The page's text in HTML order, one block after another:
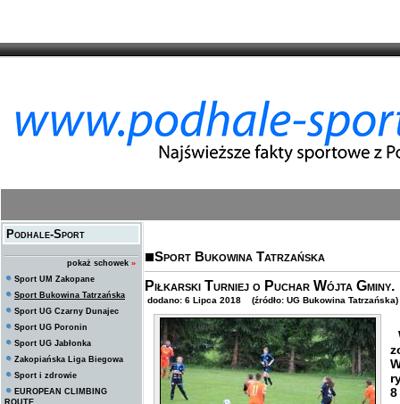
Podhale-Sport
pokaż schowek »
Sport UM Zakopane
Sport Bukowina Tatrzańska
Sport UG Czarny Dunajec
Sport UG Poronin
Sport UG Jabłonka
Zakopiańska Liga Biegowa
Sport i zdrowie
EUROPEAN CLIMBING
ROUTE
Sport Bukowina Tatrzańska
Piłkarski Turniej o Puchar Wójta Gminy.
dodano: 6 Lipca 2018 (źródło: UG Bukowina Tatrzańska)
8